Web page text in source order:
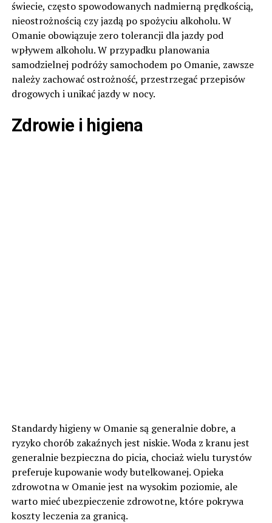
świecie, często spowodowanych nadmierną prędkością,
nieostrożnością czy jazdą po spożyciu alkoholu. W
Omanie obowiązuje zero tolerancji dla jazdy pod
wpływem alkoholu. W przypadku planowania
samodzielnej podróży samochodem po Omanie, zawsze
należy zachować ostrożność, przestrzegać przepisów
drogowych i unikać jazdy w nocy.
Zdrowie i higiena
Standardy higieny w Omanie są generalnie dobre, a
ryzyko chorób zakaźnych jest niskie. Woda z kranu jest
generalnie bezpieczna do picia, chociaż wielu turystów
preferuje kupowanie wody butelkowanej. Opieka
zdrowotna w Omanie jest na wysokim poziomie, ale
warto mieć ubezpieczenie zdrowotne, które pokrywa
koszty leczenia za granicą.